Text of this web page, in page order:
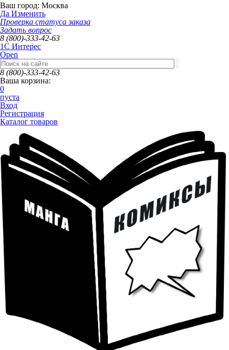
Ваш город: Москва
Да Изменить
Проверка статуса заказа
Задать вопрос
8 (800)-333-42-63
1C Интерес
Open
8 (800)-333-42-63
Ваша корзина:
0
пуста
Вход
Регистрация
Каталог товаров